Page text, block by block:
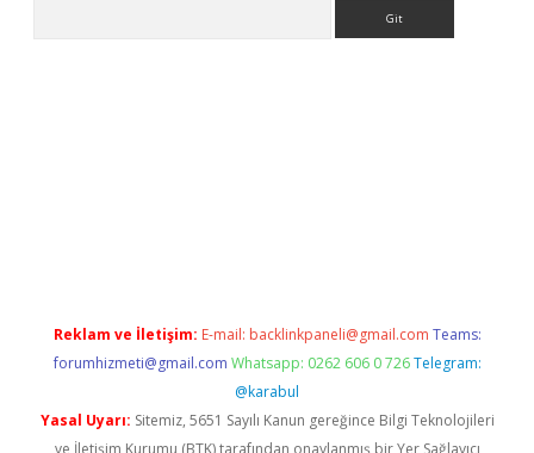
Reklam ve İletişim: E-mail: backlinkpaneli@gmail.com Teams:
forumhizmeti@gmail.com Whatsapp: 0262 606 0 726 Telegram:
@karabul
Yasal Uyarı: Sitemiz, 5651 Sayılı Kanun gereğince Bilgi Teknolojileri
ve İletişim Kurumu (BTK) tarafından onaylanmış bir Yer Sağlayıcı